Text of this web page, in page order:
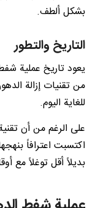
بشكل ألطف.
التاريخ والتطور
يعود تاريخ عملية
من تقنيات إزالة
للغاية اليوم.
على الرغم من أن
اكتسبت اعترافاً
بديلاً أقل توغلاً مع